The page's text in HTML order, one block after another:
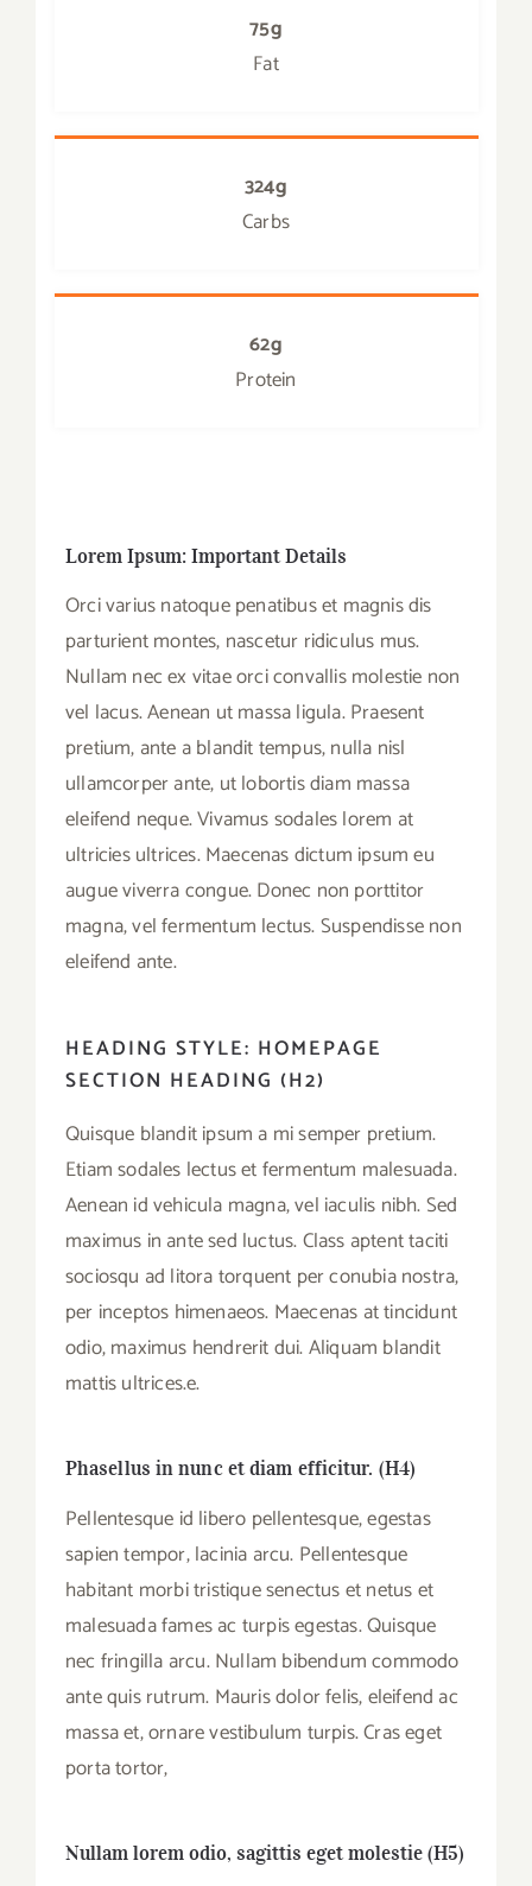
75g
Fat
324g
Carbs
62g
Protein
Lorem Ipsum: Important Details
Orci varius natoque penatibus et magnis dis
parturient montes, nascetur ridiculus mus.
Nullam nec ex vitae orci convallis molestie non
vel lacus. Aenean ut massa ligula. Praesent
pretium, ante a blandit tempus, nulla nisl
ullamcorper ante, ut lobortis diam massa
eleifend neque. Vivamus sodales lorem at
ultricies ultrices. Maecenas dictum ipsum eu
augue viverra congue. Donec non porttitor
magna, vel fermentum lectus. Suspendisse non
eleifend ante.
HEADING STYLE: HOMEPAGE
SECTION HEADING (H2)
Quisque blandit ipsum a mi semper pretium.
Etiam sodales lectus et fermentum malesuada.
Aenean id vehicula magna, vel iaculis nibh. Sed
maximus in ante sed luctus. Class aptent taciti
sociosqu ad litora torquent per conubia nostra,
per inceptos himenaeos. Maecenas at tincidunt
odio, maximus hendrerit dui. Aliquam blandit
mattis ultrices.e.
Phasellus in nunc et diam efficitur. (H4)
Pellentesque id libero pellentesque, egestas
sapien tempor, lacinia arcu. Pellentesque
habitant morbi tristique senectus et netus et
malesuada fames ac turpis egestas. Quisque
nec fringilla arcu. Nullam bibendum commodo
ante quis rutrum. Mauris dolor felis, eleifend ac
massa et, ornare vestibulum turpis. Cras eget
porta tortor,
Nullam lorem odio, sagittis eget molestie (H5)